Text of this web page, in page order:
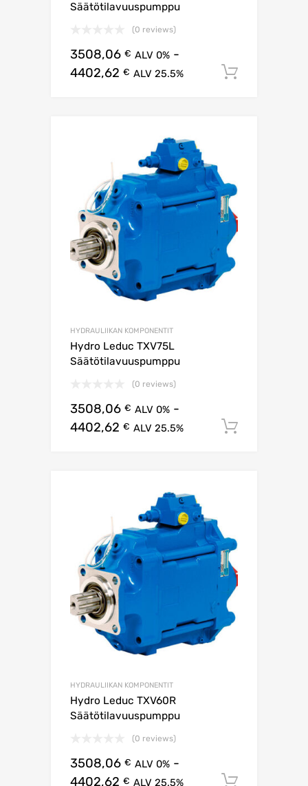
Säätötilavuuspumppu
(0 reviews)
3508,06 € ALV 0% -
4402,62 € ALV 25.5%
HYDRAULIIKAN KOMPONENTIT
Hydro Leduc TXV75L
Säätötilavuuspumppu
(0 reviews)
3508,06 € ALV 0% -
4402,62 € ALV 25.5%
HYDRAULIIKAN KOMPONENTIT
Hydro Leduc TXV60R
Säätötilavuuspumppu
(0 reviews)
3508,06 € ALV 0% -
4402,62 € ALV 25.5%